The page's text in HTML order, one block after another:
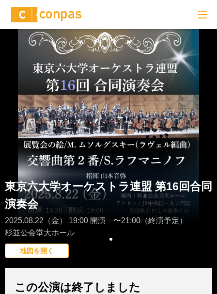
東京六大学オーケストラ連盟 第16回合同
演奏会
2025.08.22（金） 19:00 開演 〜21:00（終演予定）
杉並公会堂大ホール
地図を開く
この公演は終了しました